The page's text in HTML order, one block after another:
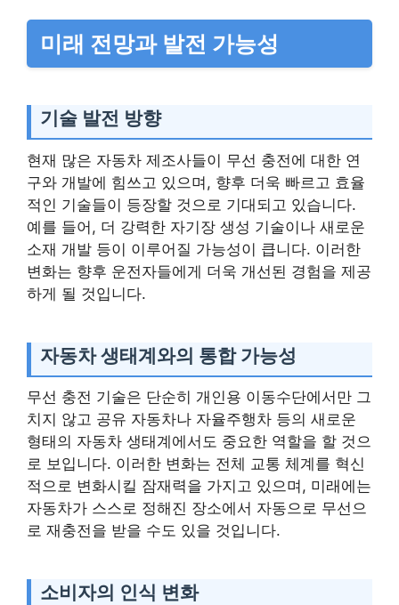
미래 전망과 발전 가능성
기술 발전 방향
현재 많은 자동차 제조사들이 무선 충전에 대한 연
구와 개발에 힘쓰고 있으며, 향후 더욱 빠르고 효율
적인 기술들이 등장할 것으로 기대되고 있습니다.
예를 들어, 더 강력한 자기장 생성 기술이나 새로운
소재 개발 등이 이루어질 가능성이 큽니다. 이러한
변화는 향후 운전자들에게 더욱 개선된 경험을 제공
하게 될 것입니다.
자동차 생태계와의 통합 가능성
무선 충전 기술은 단순히 개인용 이동수단에서만 그
치지 않고 공유 자동차나 자율주행차 등의 새로운
형태의 자동차 생태계에서도 중요한 역할을 할 것으
로 보입니다. 이러한 변화는 전체 교통 체계를 혁신
적으로 변화시킬 잠재력을 가지고 있으며, 미래에는
자동차가 스스로 정해진 장소에서 자동으로 무선으
로 재충전을 받을 수도 있을 것입니다.
소비자의 인식 변화